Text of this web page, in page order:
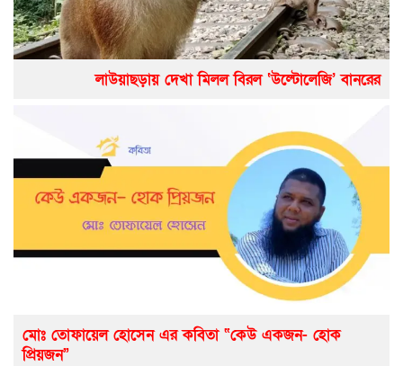
লাউয়াছড়ায় দেখা মিলল বিরল ‘উল্টোলেজি’ বানরের
মোঃ তোফায়েল হোসেন এর কবিতা “কেউ একজন- হোক
প্রিয়জন”